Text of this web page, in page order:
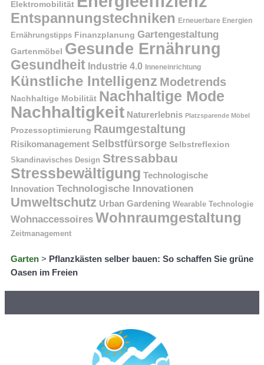
Elektromobilität
Entspannungstechniken Erneuerbare Energien
Ernährungstipps Finanzplanung Gartengestaltung
Gartenmöbel Gesunde Ernährung
Gesundheit Industrie 4.0 Inneneinrichtung
Künstliche Intelligenz Modetrends
Nachhaltige Mobilität Nachhaltige Mode
Nachhaltigkeit Naturerlebnis Platzsparende Möbel
Prozessoptimierung Raumgestaltung
Risikomanagement Selbstfürsorge Selbstreflexion
Skandinavisches Design Stressabbau
Stressbewältigung Technologische
Innovation Technologische Innovationen
Umweltschutz Urban Gardening Wearable Technologie
Wohnaccessoires Wohnraumgestaltung
Zeitmanagement
Garten > Pflanzkästen selber bauen: So schaffen Sie grüne
Oasen im Freien